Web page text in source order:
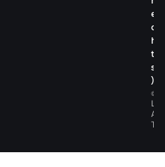
e
c
h
t
s
)
©
L
A
T